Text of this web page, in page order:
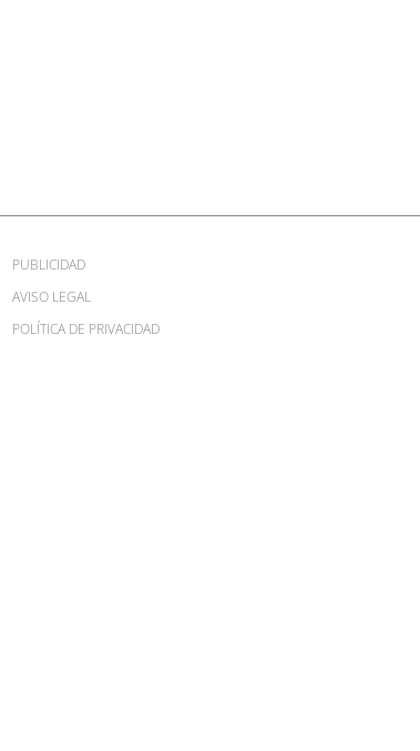
PUBLICIDAD
AVISO LEGAL
POLÍTICA DE PRIVACIDAD